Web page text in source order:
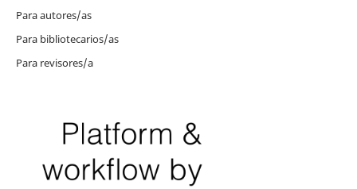
Para autores/as
Para bibliotecarios/as
Para revisores/a